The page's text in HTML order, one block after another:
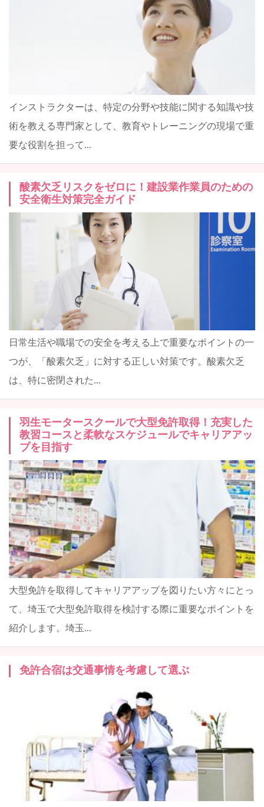
インストラクターは、特定の分野や技能に関する知識や技
術を教える専門家として、教育やトレーニングの現場で重
要な役割を担って...
酸素欠乏リスクをゼロに！建設業作業員のための
安全衛生対策完全ガイド
日常生活や職場での安全を考える上で重要なポイントの一
つが、「酸素欠乏」に対する正しい対策です。酸素欠乏
は、特に密閉された...
羽生モータースクールで大型免許取得！充実した
教習コースと柔軟なスケジュールでキャリアアッ
プを目指す
大型免許を取得してキャリアアップを図りたい方々にとっ
て、埼玉で大型免許取得を検討する際に重要なポイントを
紹介します。埼玉...
免許合宿は交通事情を考慮して選ぶ